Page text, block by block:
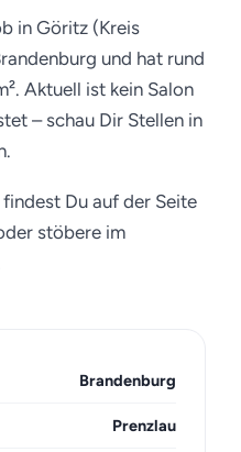
in Göritz (Kreis
und hat rund
Aktuell ist kein Salon
– schau Dir Stellen in
Du auf der Seite
stöbere im
Brandenburg
Prenzlau